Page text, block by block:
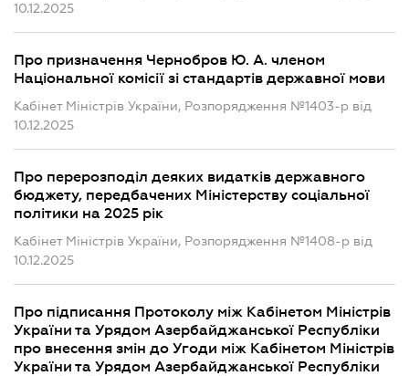
10.12.2025
Про призначення Чернобров Ю. А. членом
Національної комісії зі стандартів державної мови
Кабінет Міністрів України, Розпорядження №1403-р від
10.12.2025
Про перерозподіл деяких видатків державного
бюджету, передбачених Міністерству соціальної
політики на 2025 рік
Кабінет Міністрів України, Розпорядження №1408-р від
10.12.2025
Про підписання Протоколу між Кабінетом Міністрів
України та Урядом Азербайджанської Республіки
про внесення змін до Угоди між Кабінетом Міністрів
України та Урядом Азербайджанської Республіки